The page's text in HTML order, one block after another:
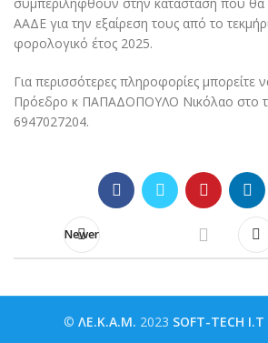
ΑΑΔΕ για την εξαίρεση τους από το
φορολογικό έτος 2025.
Για περισσότερες πληροφορίες μπορείτε
Πρόεδρο κ ΠΑΠΑΔΟΠΟΥΛΟ Νικόλαο στο
6947027204.
Newer
© ΛΕ.Κ.Α.Μ. 2023 SOFT-TECH